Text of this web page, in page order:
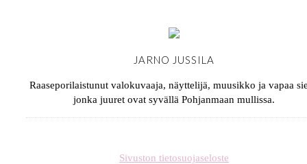
JARNO JUSSILA
Raaseporilaistunut valokuvaaja, näyttelijä, muusikko ja vapaa
jonka juuret ovat syvällä Pohjanmaan mullissa.
Sivuston tietosuojaseloste